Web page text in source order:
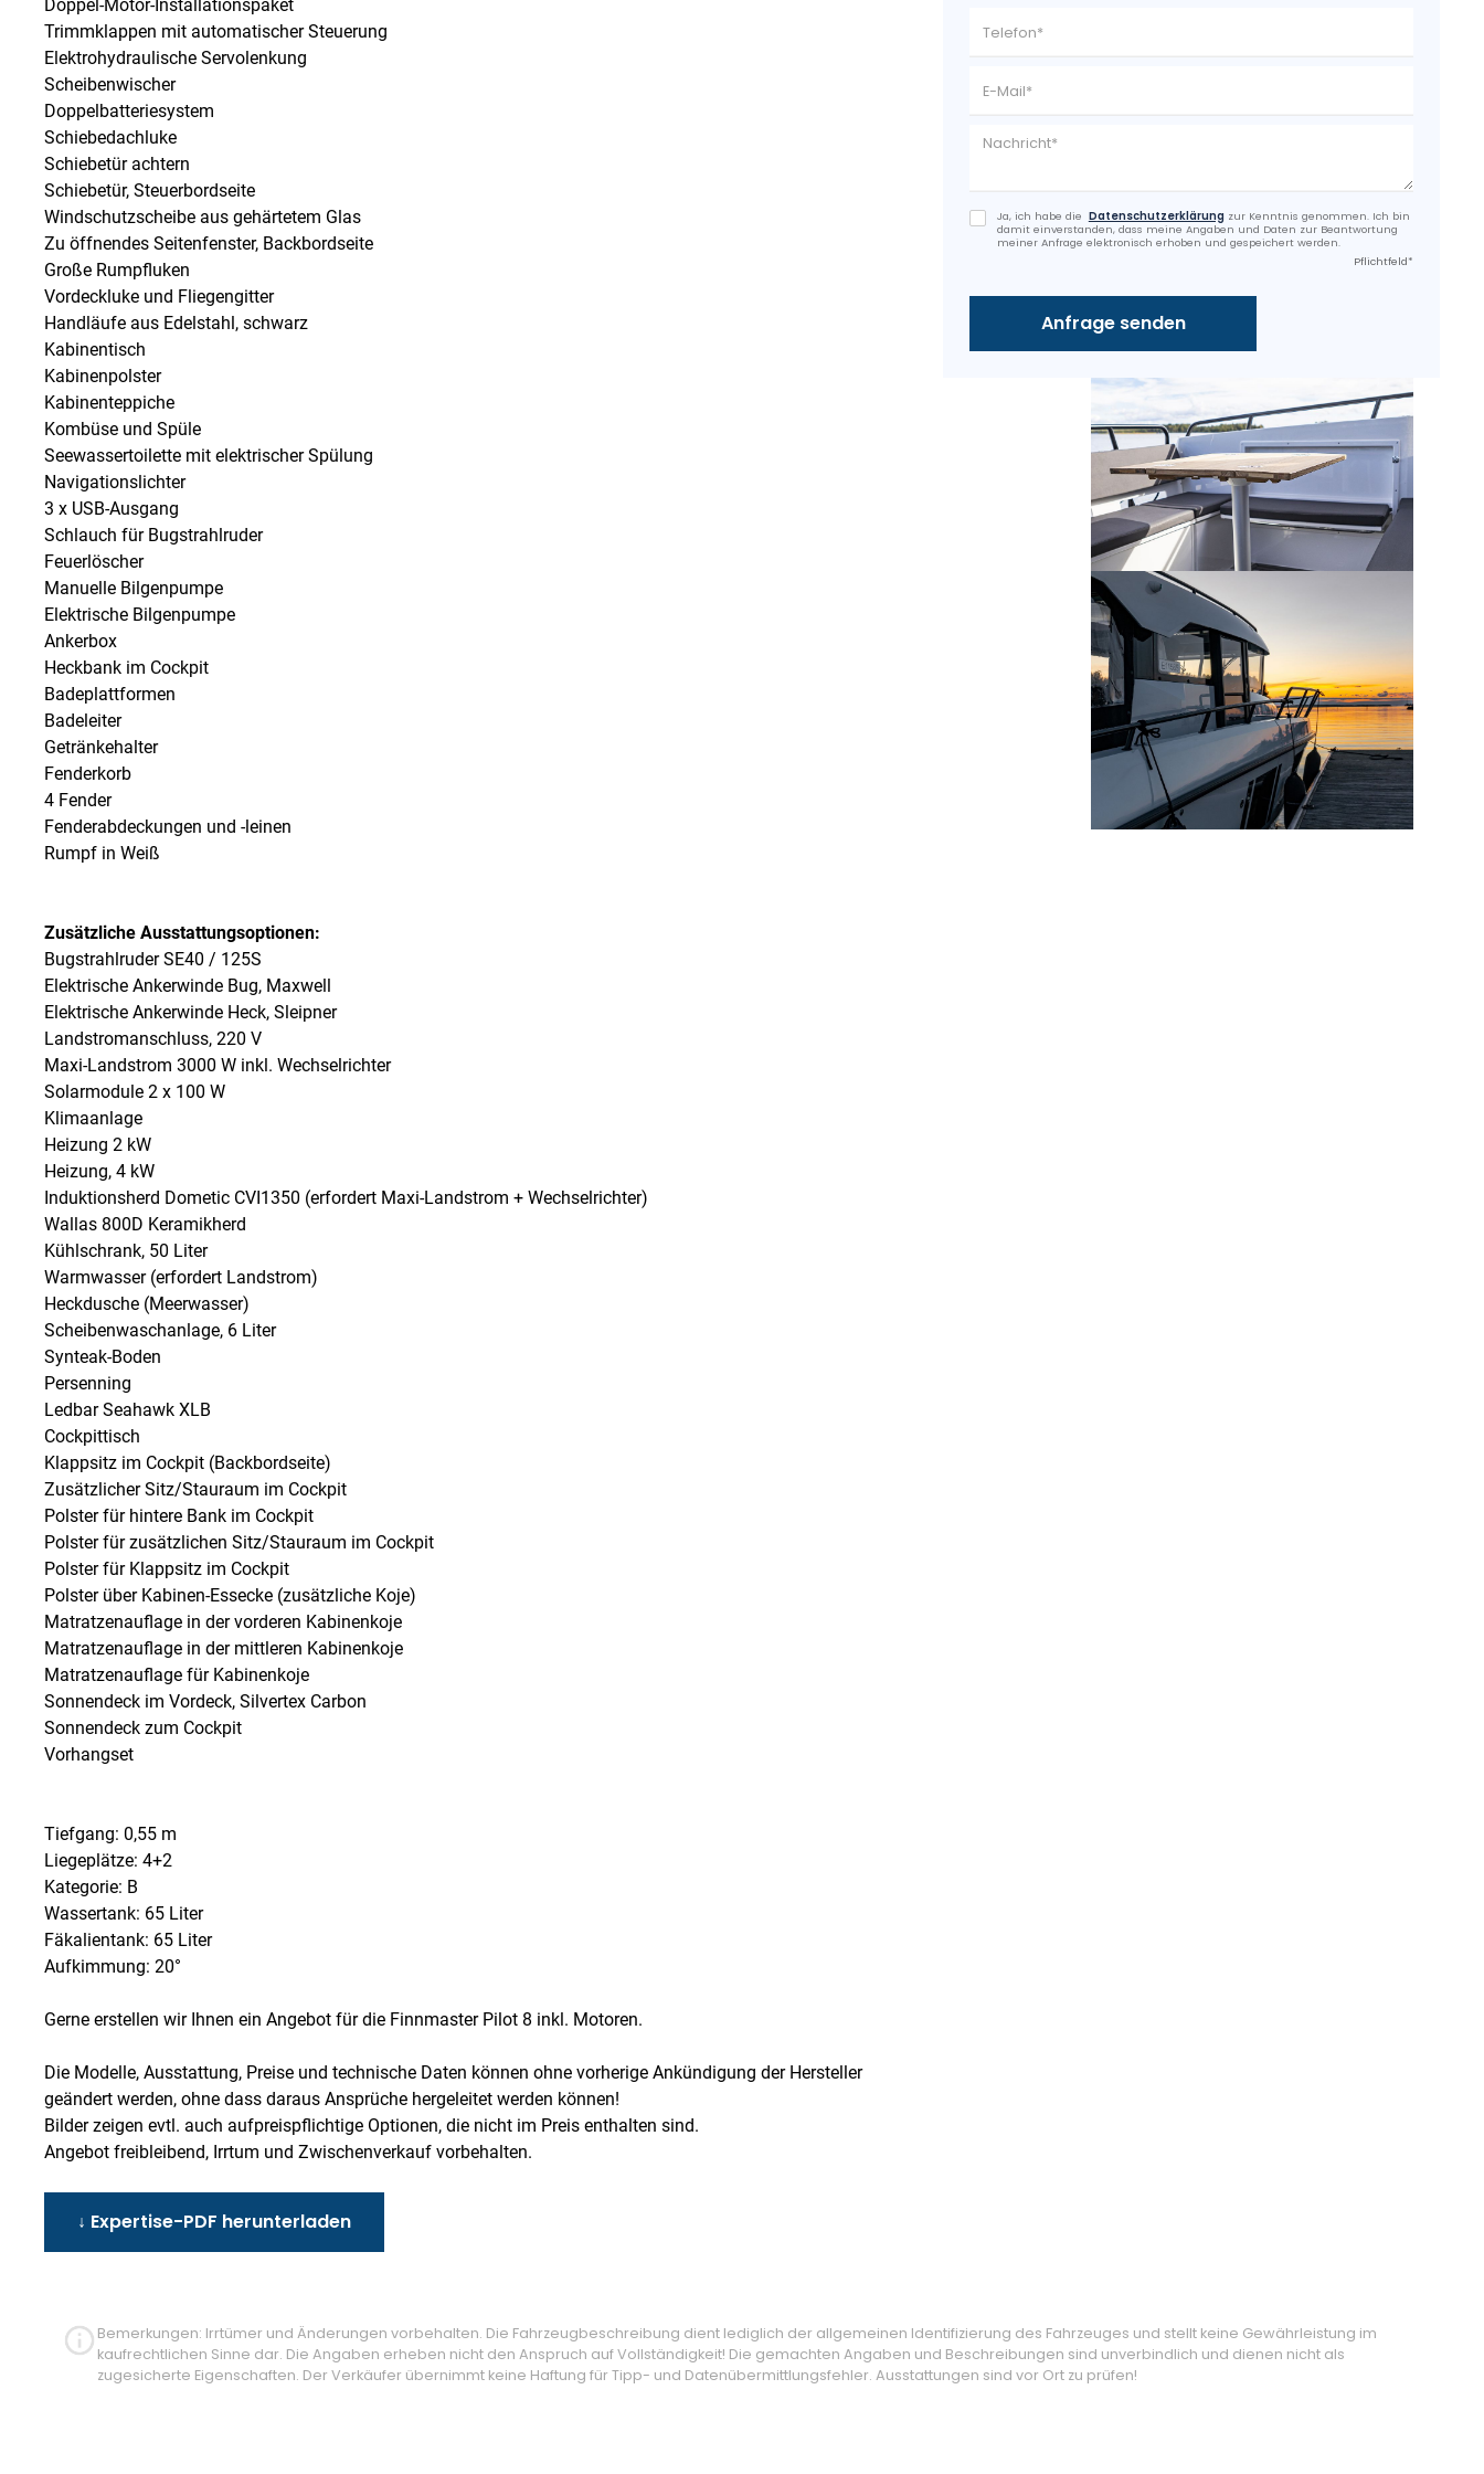
Doppel-Motor-Installationspaket
Trimmklappen mit automatischer Steuerung
Elektrohydraulische Servolenkung
Scheibenwischer
Doppelbatteriesystem
Schiebedachluke
Schiebetür achtern
Schiebetür, Steuerbordseite
Windschutzscheibe aus gehärtetem Glas
Zu öffnendes Seitenfenster, Backbordseite
Große Rumpfluken
Vordeckluke und Fliegengitter
Handläufe aus Edelstahl, schwarz
Kabinentisch
Kabinenpolster
Kabinenteppiche
Kombüse und Spüle
Seewassertoilette mit elektrischer Spülung
Navigationslichter
3 x USB-Ausgang
Schlauch für Bugstrahlruder
Feuerlöscher
Manuelle Bilgenpumpe
Elektrische Bilgenpumpe
Ankerbox
Heckbank im Cockpit
Badeplattformen
Badeleiter
Getränkehalter
Fenderkorb
4 Fender
Fenderabdeckungen und -leinen
Rumpf in Weiß
Zusätzliche Ausstattungsoptionen:
Bugstrahlruder SE40 / 125S
Elektrische Ankerwinde Bug, Maxwell
Elektrische Ankerwinde Heck, Sleipner
Landstromanschluss, 220 V
Maxi-Landstrom 3000 W inkl. Wechselrichter
Solarmodule 2 x 100 W
Klimaanlage
Heizung 2 kW
Heizung, 4 kW
Induktionsherd Dometic CVI1350 (erfordert Maxi-Landstrom + Wechselrichter)
Wallas 800D Keramikherd
Kühlschrank, 50 Liter
Warmwasser (erfordert Landstrom)
Heckdusche (Meerwasser)
Scheibenwaschanlage, 6 Liter
Synteak-Boden
Persenning
Ledbar Seahawk XLB
Cockpittisch
Klappsitz im Cockpit (Backbordseite)
Zusätzlicher Sitz/Stauraum im Cockpit
Polster für hintere Bank im Cockpit
Polster für zusätzlichen Sitz/Stauraum im Cockpit
Polster für Klappsitz im Cockpit
Polster über Kabinen-Essecke (zusätzliche Koje)
Matratzenauflage in der vorderen Kabinenkoje
Matratzenauflage in der mittleren Kabinenkoje
Matratzenauflage für Kabinenkoje
Sonnendeck im Vordeck, Silvertex Carbon
Sonnendeck zum Cockpit
Vorhangset
Tiefgang: 0,55 m
Liegeplätze: 4+2
Kategorie: B
Wassertank: 65 Liter
Fäkalientank: 65 Liter
Aufkimmung: 20°
Gerne erstellen wir Ihnen ein Angebot für die Finnmaster Pilot 8 inkl. Motoren.
Die Modelle, Ausstattung, Preise und technische Daten können ohne vorherige Ankündigung der Hersteller
geändert werden, ohne dass daraus Ansprüche hergeleitet werden können!
Bilder zeigen evtl. auch aufpreispflichtige Optionen, die nicht im Preis enthalten sind.
Angebot freibleibend, Irrtum und Zwischenverkauf vorbehalten.
↓ Expertise-PDF herunterladen
Ja, ich habe die Datenschutzerklärung zur Kenntnis genommen. Ich bin
damit einverstanden, dass meine Angaben und Daten zur Beantwortung
meiner Anfrage elektronisch erhoben und gespeichert werden.
Pflichtfeld*
Bemerkungen: Irrtümer und Änderungen vorbehalten. Die Fahrzeugbeschreibung dient lediglich der allgemeinen Identifizierung des Fahrzeuges und stellt keine Gewährleistung im
kaufrechtlichen Sinne dar. Die Angaben erheben nicht den Anspruch auf Vollständigkeit! Die gemachten Angaben und Beschreibungen sind unverbindlich und dienen nicht als
zugesicherte Eigenschaften. Der Verkäufer übernimmt keine Haftung für Tipp- und Datenübermittlungsfehler. Ausstattungen sind vor Ort zu prüfen!